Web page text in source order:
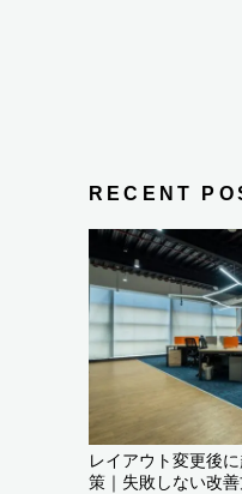
RECENT
レイアウト変更後
策｜失敗しない改